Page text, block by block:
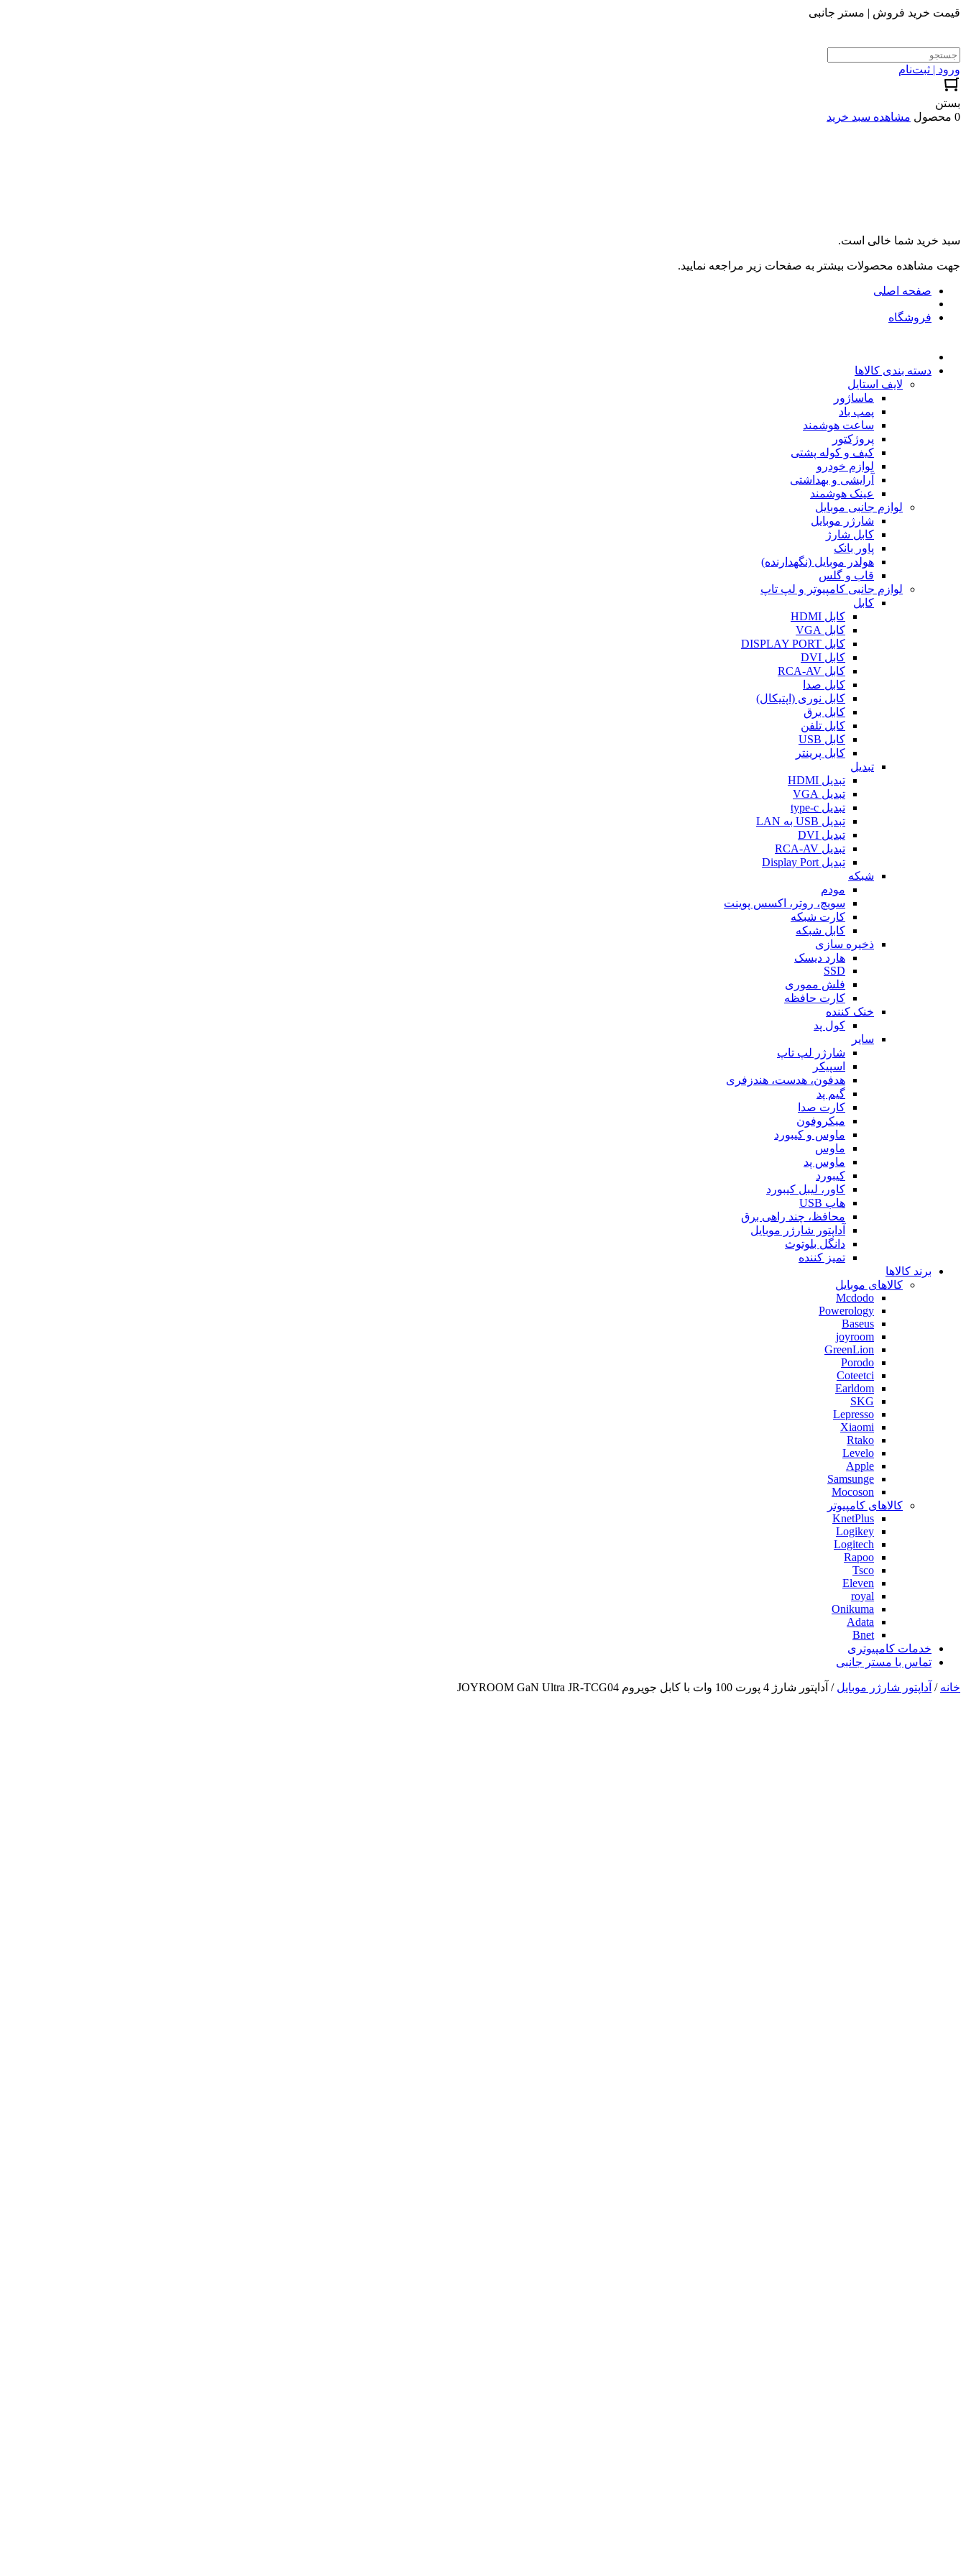
قیمت خرید فروش | مستر جانبی
ورود | ثبت‌نام
بستن
0 محصول
مشاهده سبد خرید
سبد خرید شما خالی است.
جهت مشاهده محصولات بیشتر به صفحات زیر مراجعه نمایید.
صفحه اصلی
فروشگاه
دسته بندی کالاها
لایف استایل
ماساژور
پمپ باد
ساعت هوشمند
پروژکتور
کیف و کوله پشتی
لوازم خودرو
آرایشی و بهداشتی
عینک هوشمند
لوازم جانبی موبایل
شارژر موبایل
کابل شارژ
پاور بانک
هولدر موبایل (نگهدارنده)
قاب و گلس
لوازم جانبی کامپیوتر و لپ تاپ
کابل
کابل HDMI
کابل VGA
کابل DISPLAY PORT
کابل DVI
کابل RCA-AV
کابل صدا
کابل نوری (اپتیکال)
کابل برق
کابل تلفن
کابل USB
کابل پرینتر
تبدیل
تبدیل HDMI
تبدیل VGA
تبدیل type-c
تبدیل USB به LAN
تبدیل DVI
تبدیل RCA-AV
تبدیل Display Port
شبکه
مودم
سویچ، روتر، اکسس پوینت
کارت شبکه
کابل شبکه
ذخیره سازی
هارد دیسک
SSD
فلش مموری
کارت حافظه
خنک کننده
کول پد
سایر
شارژر لپ تاپ
اسپیکر
هدفون، هدست، هندزفری
گیم پد
کارت صدا
میکروفون
ماوس و کیبورد
ماوس
ماوس پد
کیبورد
کاور، لیبل کیبورد
هاب USB
محافظ، چند راهی برق
آداپتور شارژر موبایل
دانگل بلوتوث
تمیز کننده
برند کالاها
کالاهای موبایل
Mcdodo
Powerology
Baseus
joyroom
GreenLion
Porodo
Coteetci
Earldom
SKG
Lepresso
Xiaomi
Rtako
Levelo
Apple
Samsunge
Mocoson
کالاهای کامپیوتر
KnetPlus
Logikey
Logitech
Rapoo
Tsco
Eleven
royal
Onikuma
Adata
Bnet
خدمات کامپیوتری
تماس با مستر جانبی
خانه / آداپتور شارژر موبایل / آداپتور شارژ 4 پورت 100 وات با کابل جویروم JOYROOM GaN Ultra JR-TCG04